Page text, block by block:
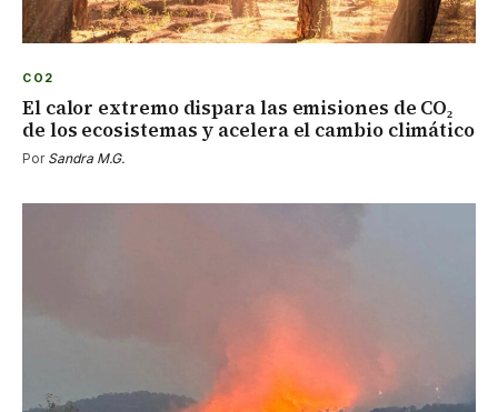
CO2
El calor extremo dispara las emisiones de CO₂
de los ecosistemas y acelera el cambio climático
Por Sandra M.G.